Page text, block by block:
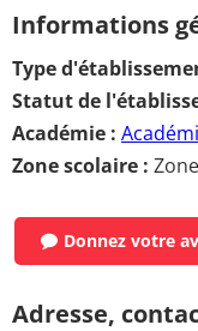
Informations
Type
Statut de
Académie :
Zone scolaire :
Donnez votre
Adresse,